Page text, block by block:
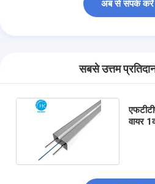
अब से संपर्क करें
सबसे उत्तम
वायर